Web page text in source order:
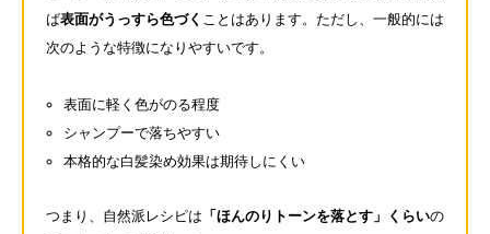
ば表面がうっすら色づく ことはあります。ただし、一般的には
次のような特徴になりやすいです。
表面に軽く色がのる程度
シャンプーで落ちやすい
本格的な白髪染め効果は期待しにくい
つまり、自然派レシピは 「ほんのりトーンを落とす」くらいの